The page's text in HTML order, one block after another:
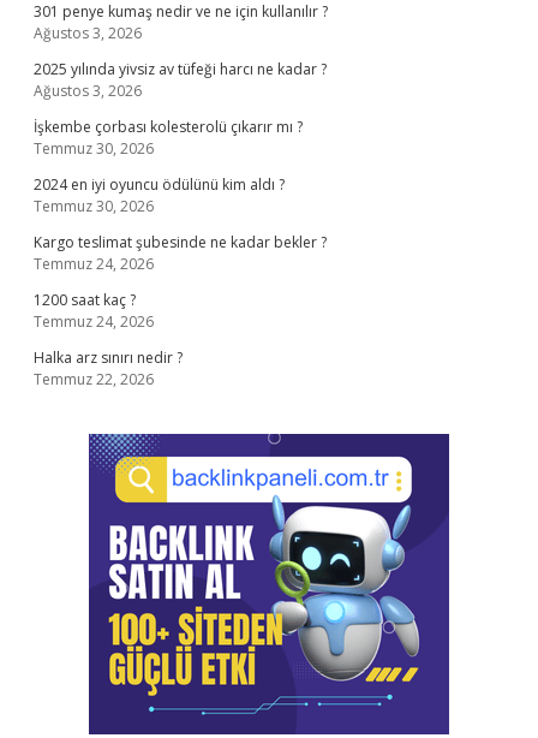
301 penye kumaş nedir ve ne için kullanılır ?
Ağustos 3, 2026
2025 yılında yivsiz av tüfeği harcı ne kadar ?
Ağustos 3, 2026
İşkembe çorbası kolesterolü çıkarır mı ?
Temmuz 30, 2026
2024 en iyi oyuncu ödülünü kim aldı ?
Temmuz 30, 2026
Kargo teslimat şubesinde ne kadar bekler ?
Temmuz 24, 2026
1200 saat kaç ?
Temmuz 24, 2026
Halka arz sınırı nedir ?
Temmuz 22, 2026